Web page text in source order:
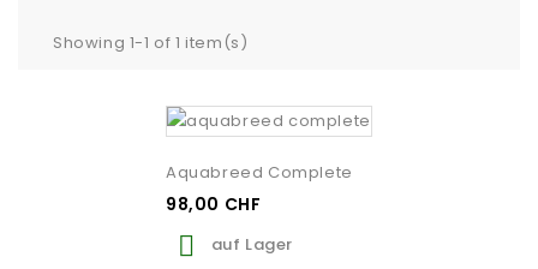
Showing 1-1 of 1 item(s)
Aquabreed Complete
98,00 CHF
 auf Lager